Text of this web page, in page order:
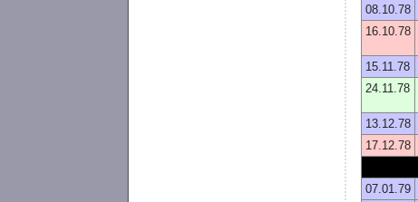
08.10.78
16.10.78
15.11.78
24.11.78
13.12.78
17.12.78
07.01.79